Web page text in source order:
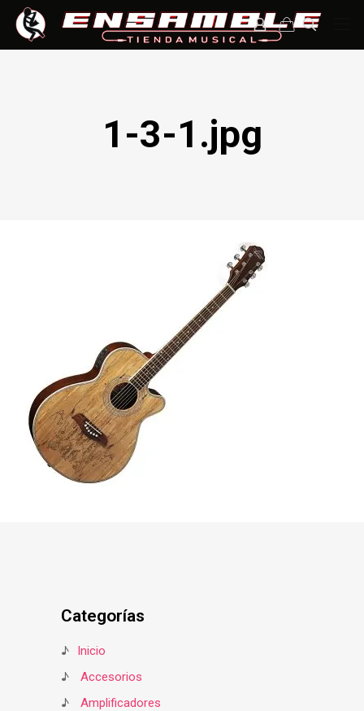
1-3-1.jpg
Categorías
♪
Inicio
♪
Accesorios
♪
Amplificadores